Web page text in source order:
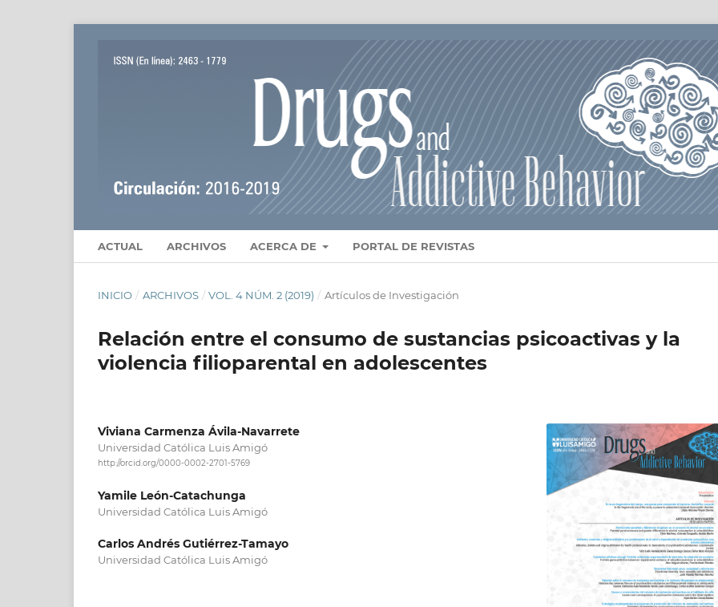
ACTUAL ARCHIVOS ACERCA DE PORTAL DE REVISTAS
INICIO / ARCHIVOS / VOL. 4 NÚM. 2 (2019) / Artículos de Investigación
Relación entre el consumo de sustancias psicoactivas y la
violencia filioparental en adolescentes
Viviana Carmenza Ávila-Navarrete
Universidad Católica Luis Amigó
http://orcid.org/0000-0002-2701-5769
Yamile León-Catachunga
Universidad Católica Luis Amigó
Carlos Andrés Gutiérrez-Tamayo
Universidad Católica Luis Amigó